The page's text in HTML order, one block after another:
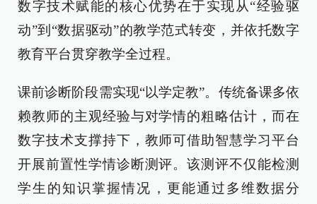
数字技术赋能的核心优势在于实现从“经验驱
动”到“数据驱动”的教学范式转变，并依托数字
教育平台贯穿教学全过程。
课前诊断阶段需实现“以学定教”。传统备课多依
赖教师的主观经验与对学情的粗略估计，而在
数字技术支撑持下，教师可借助智慧学习平台
开展前置性学情诊断测评。该测评不仅能检测
学生的知识掌握情况，更能通过多维数据分